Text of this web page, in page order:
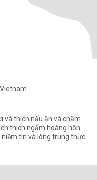
thich ngấm hoàng hôn
tin và lòng trung thực